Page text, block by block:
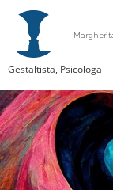
Gestaltista, Psicologa